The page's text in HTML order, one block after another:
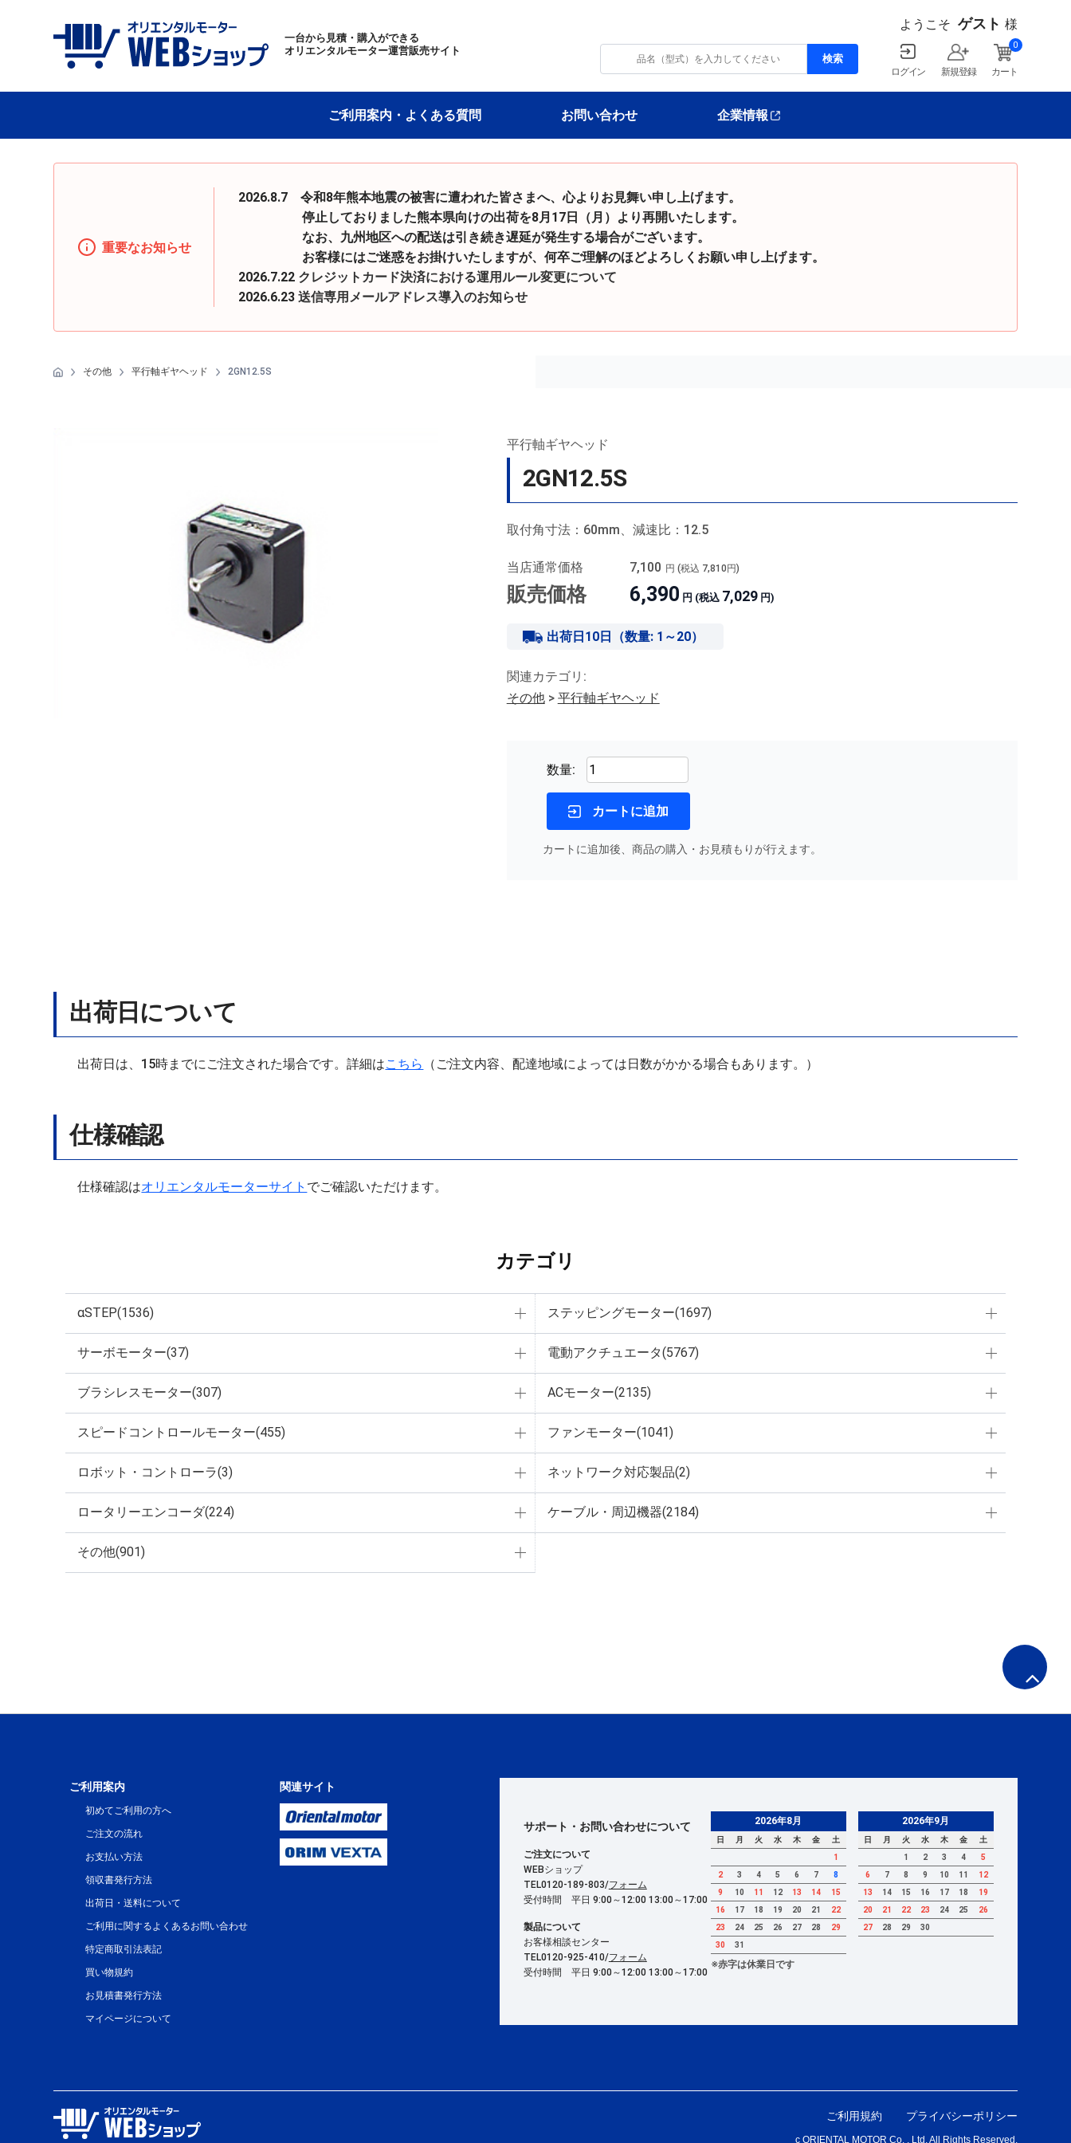
一台から見積・購入ができる
オリエンタルモーター運営販売サイト
ようこそ ゲスト 様
ログイン 新規登録 カート
0
ご利用案内・よくある質問 お問い合わせ 企業情報
重要なお知らせ
2026.8.7 令和8年熊本地震の被害に遭われた皆さまへ、心よりお見舞い申し上げます。
停止しておりました熊本県向けの出荷を8月17日（月）より再開いたします。
なお、九州地区への配送は引き続き遅延が発生する場合がございます。
お客様にはご迷惑をお掛けいたしますが、何卒ご理解のほどよろしくお願い申し上げます。
2026.7.22 クレジットカード決済における運用ルール変更について
2026.6.23送信専用メールアドレス導入のお知らせ
その他 平行軸ギヤヘッド 2GN12.5S
平行軸ギヤヘッド
2GN12.5S
取付角寸法：60mm、減速比：12.5
当店通常価格 7,100 円 (税込 7,810円)
販売価格 6,390 円 (税込 7,029円)
出荷日10日（数量: 1～20）
関連カテゴリ:
その他> 平行軸ギヤヘッド
数量:
カートに追加
カートに追加後、商品の購入・お見積もりが行えます。
出荷日について
出荷日は、15時までにご注文された場合です。詳細はこちら （ご注文内容、配達地域によっては日数がかかる場合もあります。）
仕様確認
仕様確認はオリエンタルモーターサイト でご確認いただけます。
カテゴリ
αSTEP(1536) ステッピングモーター(1697)
サーボモーター(37) 電動アクチュエータ(5767)
ブラシレスモーター(307) ACモーター(2135)
スピードコントロールモーター(455) ファンモーター(1041)
ロボット・コントローラ(3) ネットワーク対応製品(2)
ロータリーエンコーダ(224) ケーブル・周辺機器(2184)
その他(901)
ご利用案内
初めてご利用の方へ
ご注文の流れ
お支払い方法
領収書発行方法
出荷日・送料について
ご利用に関するよくあるお問い合わせ
特定商取引法表記
買い物規約
お見積書発行方法
マイページについて
関連サイト
サポート・お問い合わせについて
ご注文について
WEBショップ
TEL0120-189-803/フォーム
受付時間 平日 9:00～12:00 13:00～17:00
製品について
お客様相談センター
TEL0120-925-410/フォーム
受付時間 平日 9:00～12:00 13:00～17:00
ご利用規約 プライバシーポリシー
c ORIENTAL MOTOR Co. , Ltd. All Rights Reserved.
2026年8月
日 月 火 水 木 金
土
1
2
3 4 5 6 7
8
9
10 11 12 13 14
15
16
17 18 19 20 21
22
23
24 25 26 27 28
29
30
31
2026年9月
日 月 火 水 木 金
土
1
2 3 4
5
6
7 8 9 10 11
12
13
14 15 16 17 18
19
20
21 22 23 24 25
26
27
28 29 30
※赤字は休業日です